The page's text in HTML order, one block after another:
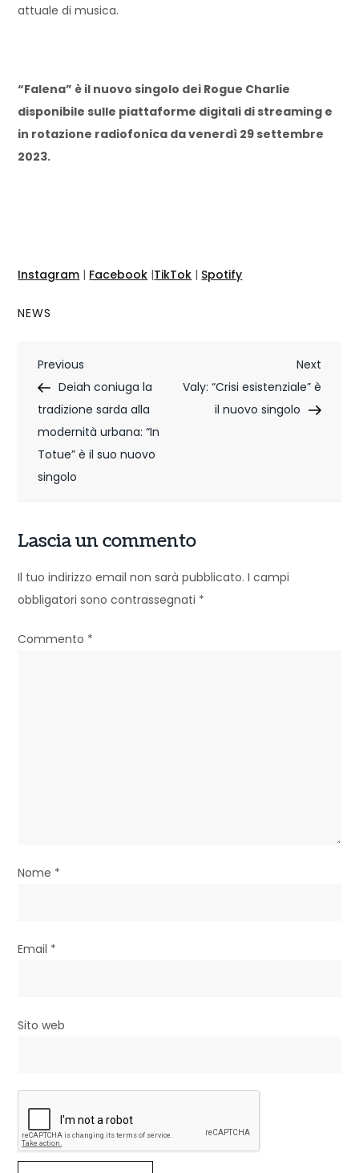
attuale di musica.
“Falena” è il nuovo singolo dei Rogue Charlie
disponibile sulle piattaforme digitali di streaming e
in rotazione radiofonica da venerdì 29 settembre
2023.
Instagram | Facebook |TikTok | Spotify
NEWS
N
a
v
i
z
i
n
o
Previous
Post
Previous
Deiah coniuga la
tradizione sarda alla
modernità urbana: “In
Totue” è il suo nuovo
singolo
Next
Post
Next
Valy: “Crisi esistenziale” è
il nuovo singolo
Lascia un commento
Il tuo indirizzo email non sarà pubblicato. I campi
obbligatori sono contrassegnati *
Commento *
Nome *
Email *
Sito web